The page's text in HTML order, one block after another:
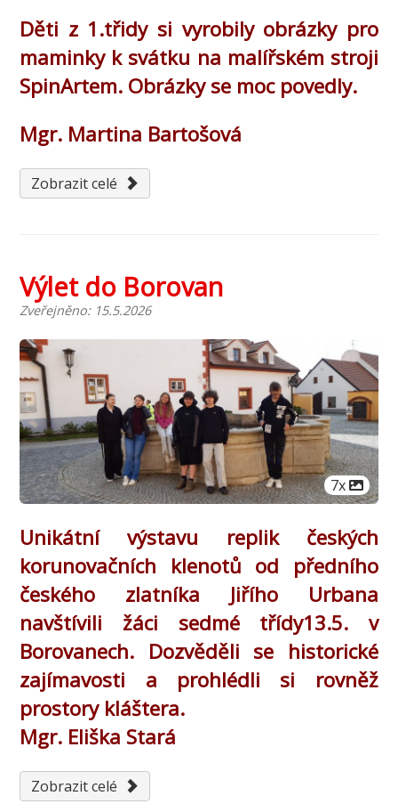
Děti z 1.třidy si vyrobily obrázky pro
maminky k svátku na malířském stroji
SpinArtem. Obrázky se moc povedly.
Mgr. Martina Bartošová
Zobrazit celé
Výlet do Borovan
Zveřejněno: 15.5.2026
Počet
7x
Unikátní výstavu replik českých
korunovačních klenotů od předního
českého zlatníka Jiřího Urbana
navštívili žáci sedmé třídy13.5. v
Borovanech. Dozvěděli se historické
zajímavosti a prohlédli si rovněž
prostory kláštera.
Mgr. Eliška Stará
Zobrazit celé